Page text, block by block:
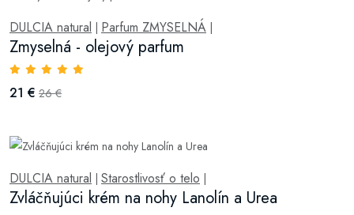
DULCIA natural | Parfum ZMYSELNÁ |
Zmyselná - olejový parfum
21 € 26 €
DULCIA natural Starostlivosť o telo
Zvláčňujúci krém na nohy Lanolín a Urea